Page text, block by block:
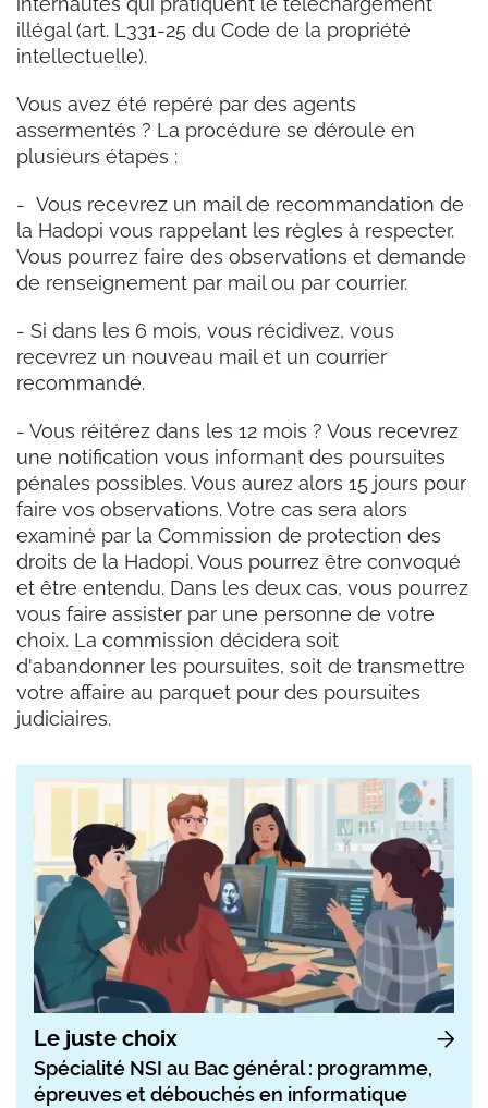
illégal (art. L331-25 du Code de la propriété
intellectuelle).
Vous avez été repéré par des agents
assermentés ? La procédure se déroule en
plusieurs étapes :
- Vous recevrez un mail de recommandation de
la Hadopi vous rappelant les règles à respecter.
Vous pourrez faire des observations et demande
de renseignement par mail ou par courrier.
- Si dans les 6 mois, vous récidivez, vous
recevrez un nouveau mail et un courrier
recommandé.
- Vous réitérez dans les 12 mois ? Vous recevrez
une notification vous informant des poursuites
pénales possibles. Vous aurez alors 15 jours pour
faire vos observations. Votre cas sera alors
examiné par la Commission de protection des
droits de la Hadopi. Vous pourrez être convoqué
et être entendu. Dans les deux cas, vous pourrez
vous faire assister par une personne de votre
choix. La commission décidera soit
d'abandonner les poursuites, soit de transmettre
votre affaire au parquet pour des poursuites
judiciaires.
Le juste choix
Spécialité NSI au Bac général : programme,
épreuves et débouchés en informatique